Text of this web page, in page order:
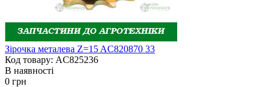
Зірочка металева Z=15 AC820870 33
Код товару: AC825236
В наявності
0 грн